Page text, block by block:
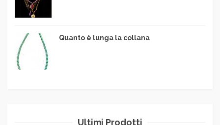
Quanto è lunga la collana
Ultimi Prodotti